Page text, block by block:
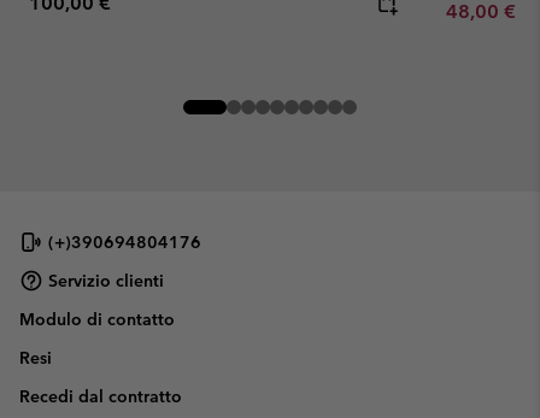
Minimum
48,00 €
(+)390694804176
Servizio clienti
Modulo di contatto
Resi
Recedi dal contratto